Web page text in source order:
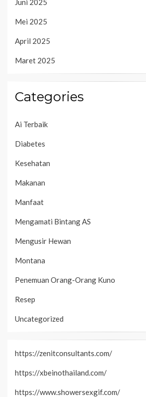
Mei 2025
April 2025
Maret 2025
Categories
Ai Terbaik
Diabetes
Kesehatan
Makanan
Manfaat
Mengamati Bintang AS
Mengusir Hewan
Montana
Penemuan Orang-Orang Kuno
Resep
Uncategorized
https://zenitconsultants.com/
https://xbeinothailand.com/
https://www.showersexgif.com/